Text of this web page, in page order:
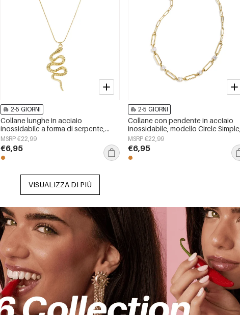
2-5 GIORNI
Collane lunghe in acciaio
inossidabile a forma di serpente,
semplici, della serie Simple Daily,
gioielli da donna
MSRP €22,99
€6,95
2-5 GIORNI
Collane con pendente in acciaio
inossidabile, modello Circle Simple,
serie Daily Simple, gioielli da donna
MSRP €22,99
€6,95
VISUALIZZA DI PIÙ